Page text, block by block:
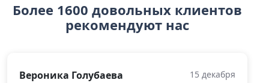
Более 1600 довольных клиентов
рекомендуют нас
Вероника Голубаева 15 декабря